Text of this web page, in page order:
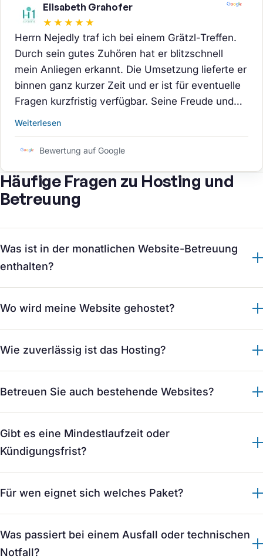
Elisabeth Grahofer
★★★★★
Herrn Nejedly traf ich bei einem Grätzl-Treffen.
Durch sein gutes Zuhören hat er blitzschnell
mein Anliegen erkannt. Die Umsetzung lieferte er
binnen ganz kurzer Zeit und er ist für eventuelle
Fragen kurzfristig verfügbar. Seine Freude und
Kompetenz ist für mich gut spürbar. Für alle
Unterstützung suchen, kann ich seine Firma voll
Weiterlesen
Bewertung auf Google
Häufige Fragen zu Hosting und
Betreuung
Was ist in der monatlichen Website-Betreuung
enthalten?
Wo wird meine Website gehostet?
Wie zuverlässig ist das Hosting?
Betreuen Sie auch bestehende Websites?
Gibt es eine Mindestlaufzeit oder
Kündigungsfrist?
Für wen eignet sich welches Paket?
Was passiert bei einem Ausfall oder technischen
Notfall?